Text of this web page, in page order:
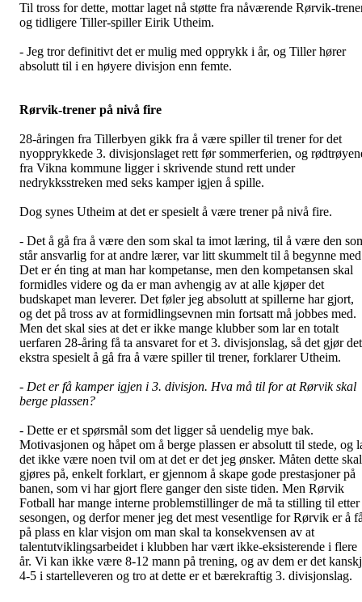
Til tross for dette, mottar laget nå støtte fra nåværende Rørvik-
og tidligere Tiller-spiller Eirik Utheim.
- Jeg tror definitivt det er mulig med opprykk i år, og Tiller hører
absolutt til i en høyere divisjon enn femte.
Rørvik-trener på nivå fire
28-åringen fra Tillerbyen gikk fra å være spiller til trener for det
nyopprykkede 3. divisjonslaget rett før sommerferien, og
fra Vikna kommune ligger i skrivende stund rett under
nedrykksstreken med seks kamper igjen å spille.
Dog synes Utheim at det er spesielt å være trener på nivå fire.
- Det å gå fra å være den som skal ta imot læring, til å være den
står ansvarlig for at andre lærer, var litt skummelt til å begynne
Det er én ting at man har kompetanse, men den kompetansen skal
formidles videre og da er man avhengig av at alle kjøper det
budskapet man leverer. Det føler jeg absolutt at spillerne har gjort,
og det på tross av at formidlingsevnen min fortsatt må jobbes med.
Men det skal sies at det er ikke mange klubber som lar en totalt
uerfaren 28-åring få ta ansvaret for et 3. divisjonslag, så det gjør det
ekstra spesielt å gå fra å være spiller til trener, forklarer Utheim.
- Det er få kamper igjen i 3. divisjon. Hva må til for at Rørvik skal
berge plassen?
- Dette er et spørsmål som det ligger så uendelig mye bak.
Motivasjonen og håpet om å berge plassen er absolutt til stede, og
det ikke være noen tvil om at det er det jeg ønsker. Måten dette skal
gjøres på, enkelt forklart, er gjennom å skape gode prestasjoner på
banen, som vi har gjort flere ganger den siste tiden. Men Rørvik
Fotball har mange interne problemstillinger de må ta stilling til etter
sesongen, og derfor mener jeg det mest vesentlige for Rørvik er å
på plass en klar visjon om man skal ta konsekvensen av at
talentutviklingsarbeidet i klubben har vært ikke-eksisterende i flere
år. Vi kan ikke være 8-12 mann på trening, og av dem er det
4-5 i startelleveren og tro at dette er et bærekraftig 3. divisjonslag.